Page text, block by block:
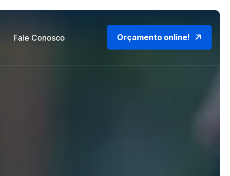
Fale Conosco Orçamento online!